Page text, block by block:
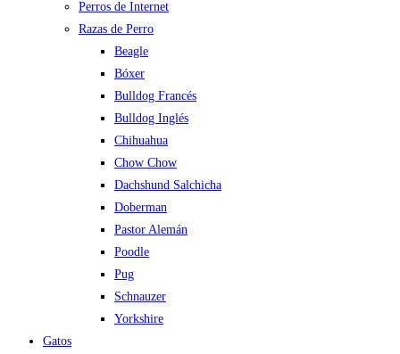
Perros de Internet
Razas de Perro
Beagle
Bóxer
Bulldog Francés
Bulldog Inglés
Chihuahua
Chow Chow
Dachshund Salchicha
Doberman
Pastor Alemán
Poodle
Pug
Schnauzer
Yorkshire
Gatos